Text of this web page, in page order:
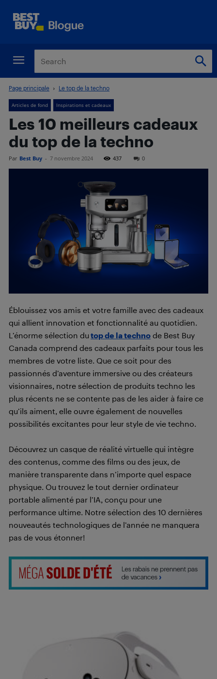
Page principale Le top de la techno
Articles de fond Inspirations et cadeaux
Les 10 meilleurs cadeaux
du top de la techno
Par Best Buy - 7 novembre 2024 437 0
Éblouissez vos amis et votre famille avec des cadeaux
qui allient innovation et fonctionnalité au quotidien.
L’énorme sélection du top de la techno de Best Buy
Canada comprend des cadeaux parfaits pour tous les
membres de votre liste. Que ce soit pour des
passionnés d’aventure immersive ou des créateurs
visionnaires, notre sélection de produits techno les
plus récents ne se contente pas de les aider à faire ce
qu’ils aiment, elle ouvre également de nouvelles
possibilités excitantes pour leur style de vie techno.
Découvrez un casque de réalité virtuelle qui intègre
des contenus, comme des films ou des jeux, de
manière transparente dans n’importe quel espace
physique. Ou trouvez le tout dernier ordinateur
portable alimenté par l’IA, conçu pour une
performance ultime. Notre sélection des 10 dernières
nouveautés technologiques de l’année ne manquera
pas de vous étonner!